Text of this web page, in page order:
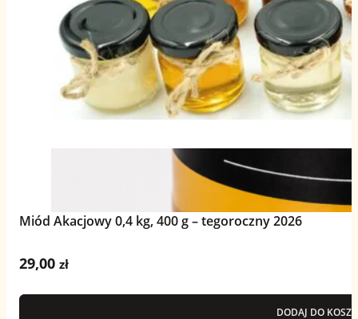
Miód Akacjowy 0,4 kg, 400 g – tegoroczny 2026
29,00zł
DODAJ DO